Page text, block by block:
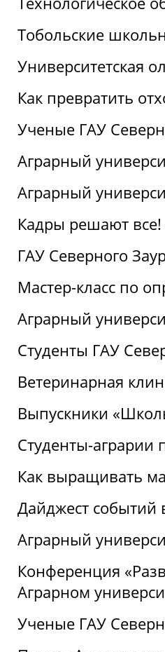
Тобольские
Университетская
Как превратить
Ученые ГАУ
Аграрный
Аграрный
Кадры решают все!
ГАУ Северного
Мастер-класс по
Аграрный
Студенты ГАУ
Ветеринарная
Выпускники
Студенты-аграрии
Как выращивать
Дайджест событий
Аграрный
Конференция
Аграрном
Ученые ГАУ